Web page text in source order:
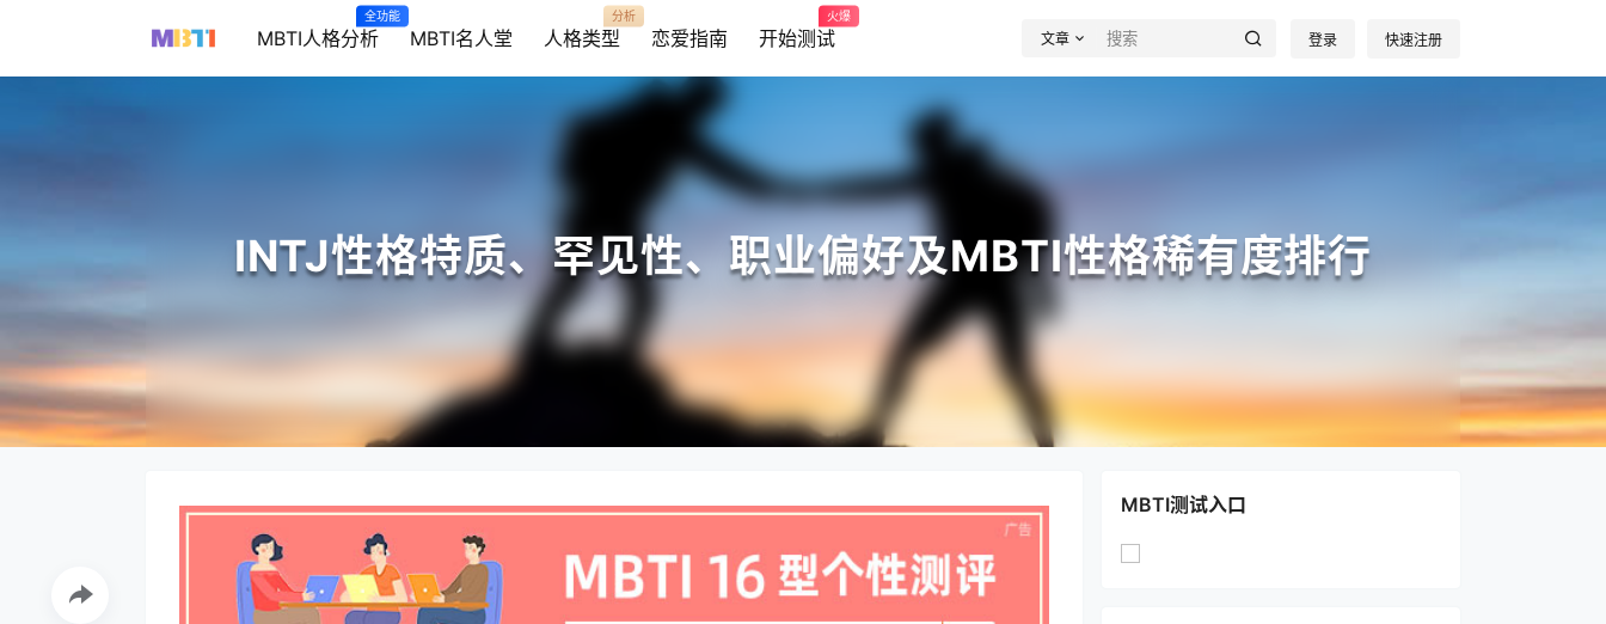
MBTI人格分析
全功能
MBTI名人堂 人格类型
分析
恋爱指南 开始测试
火爆
文章 登录 快速注册
INTJ性格特质、罕见性、职业偏好及MBTI性格稀有度排行
MBTI测试入口